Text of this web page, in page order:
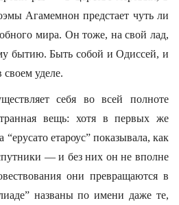
Агамемнон предстает чуть ли
мира. Он тоже, на свой лад,
бытию. Быть собой и Одиссей, и
уделе.
себя во всей полноте
вещь: хотя в первых же
етароус” показывала, как
— и без них он не вполне
они превращаются в
названы по имени даже те,